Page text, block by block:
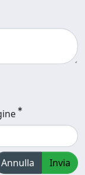
Annulla Invia